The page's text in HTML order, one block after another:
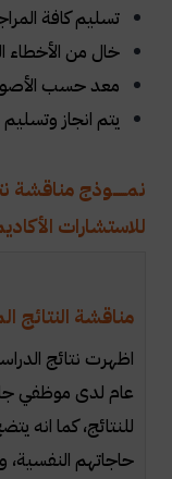
تسليم كافة
خال من الأخطاء
معد حسب
يتم انجاز
نمــــــوذج
للاستشارات
مناقشة النتائج
اظهرت نتائج
عام لدى موظفي
للنتائج، كما انه
حاجاتهم النفسية،